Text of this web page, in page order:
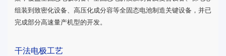
组装到致密化设备、高压化成分容等全固态电池制造关键设备，并已
完成部分高速量产机型的开发。
干法电极工艺